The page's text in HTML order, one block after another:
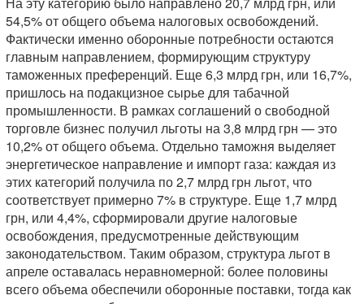
54,5% от общего объема налоговых освобождений.
Фактически именно оборонные потребности остаются
главным направлением, формирующим структуру
таможенных преференций. Еще 6,3 млрд грн, или 16,7%,
пришлось на подакцизное сырье для табачной
промышленности. В рамках соглашений о свободной
торговле бизнес получил льготы на 3,8 млрд грн — это
10,2% от общего объема. Отдельно таможня выделяет
энергетическое направление и импорт газа: каждая из
этих категорий получила по 2,7 млрд грн льгот, что
соответствует примерно 7% в структуре. Еще 1,7 млрд
грн, или 4,4%, сформировали другие налоговые
освобождения, предусмотренные действующим
законодательством. Таким образом, структура льгот в
апреле оставалась неравномерной: более половины
всего объема обеспечили оборонные поставки, тогда как